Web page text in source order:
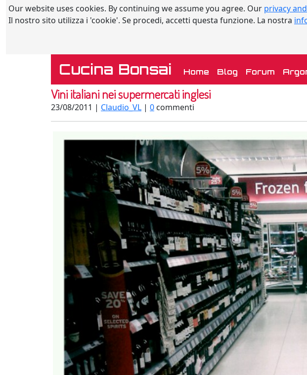
Our website uses cookies. By continuing we assume you agree. Our privacy
Il nostro sito utilizza i 'cookie'. Se procedi, accetti questa funzione. La nostra
Cucina Bonsai Home (current)
Blog Forum
Vini italiani nei supermercati inglesi
23/08/2011 | Claudio_VL | 0 commenti